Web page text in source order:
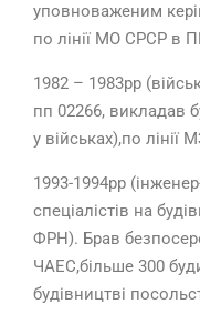
уповноваженим
по лінії МО СРСР в
1982 – 1983рр
пп 02266, викладав
у військах),по
1993-1994рр
спеціалістів на
ФРН). Брав
ЧАЕС,більше 300
будівництві